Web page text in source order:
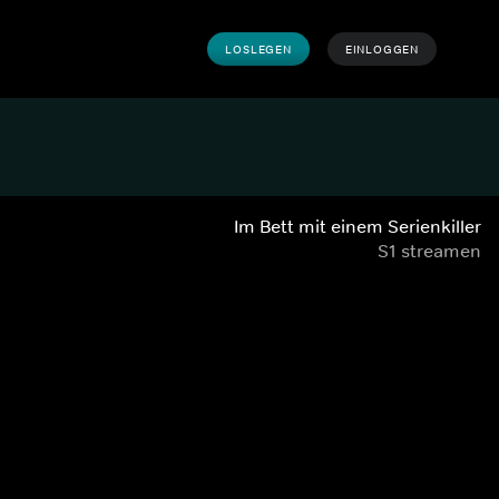
LOSLEGEN EINLOGGEN
Im Bett mit einem Serienkiller
S1 streamen